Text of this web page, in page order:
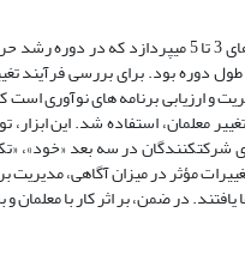
چکیده: این مطالعه، به بررسی فرآیند تغییر ادراک
معلمان، استفاده شد. این
در سه بعد «خود»،
مؤثر در میزان آگاهی، مدیریت
در ضمن، بر اثر کار با معلمان